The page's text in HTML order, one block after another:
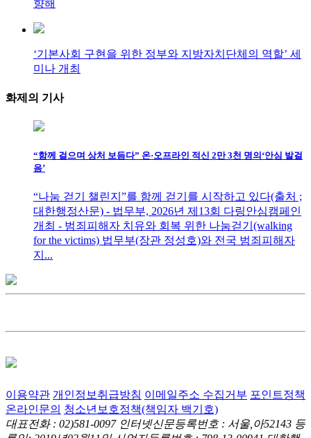
향해
‘기본사회 구현을 위한 정부와 지방자치단체의 역할’ 세
미나 개최
화제의 기사
“함께 걸으며 상처 보듬다” 온·오프라인 적신 2만 3천 명의‘안심 발걸
음’
“나눔 걷기 챌린지”를 함께 걷기를 시작하고 있다(출처 ;
대한행정산문) - 법무부, 2026년 제13회 다링안심캠페인
개최 - 범죄피해자 치유와 회복 위한 나눔걷기(walking
for the victims) 법무부(장관 정성호)와 전국 범죄피해자
지...
이용약관 개인정보취급방침 이메일주소 수집거부 포인트정책
온라인문의 청소년보호정책(책임자 백기호)
대표전화 : 02)581-0097 인터넷신문등록번호 : 서울,아52143 등